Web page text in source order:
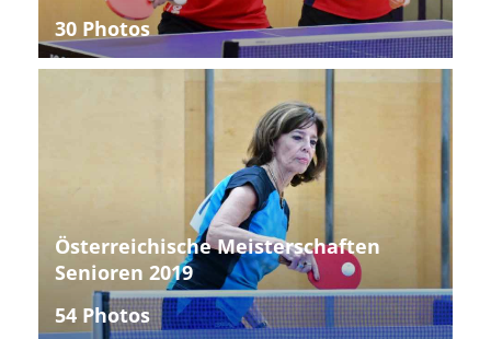
30 Photos
Österreichische Meisterschaften
Senioren 2019
54 Photos